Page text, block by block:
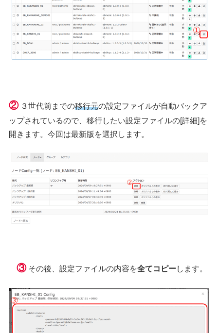
②３世代前までの移行元の設定ファイルが自動バックア
ップされているので、移行したい設定ファイルの[詳細]を
開きます。今回は最新版を選択します。
③その後、設定ファイルの内容を全てコピーします。